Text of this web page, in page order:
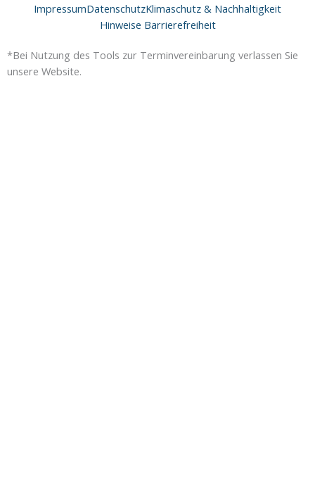
k
-
g
a
m
ImpressumDatenschutzKlimaschutz & Nachhaltigkeit
Hinweise Barrierefreiheit
*Bei Nutzung des Tools zur Terminvereinbarung verlassen Sie
unsere Website.